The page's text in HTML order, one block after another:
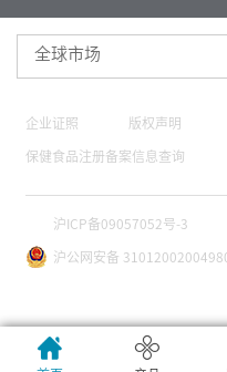
全球市场
企业证照 版权声明
保健食品注册备案信息查询
沪ICP备09057052号-3
沪公网安备